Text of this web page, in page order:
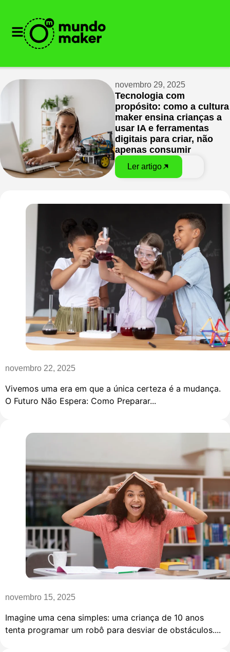
novembro 29, 2025
Tecnologia com
propósito: como a cultura
maker ensina crianças a
usar IA e ferramentas
digitais para criar, não
apenas consumir
Ler artigo
novembro 22, 2025
Vivemos uma era em que a única certeza é a mudança.
O Futuro Não Espera: Como Preparar...
novembro 15, 2025
Imagine uma cena simples: uma criança de 10 anos
tenta programar um robô para desviar de obstáculos....